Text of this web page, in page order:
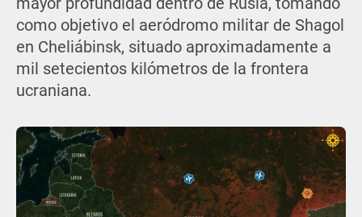
como objetivo el aeródromo militar de Shagol
en Cheliábinsk, situado aproximadamente a
mil setecientos kilómetros de la frontera
ucraniana.